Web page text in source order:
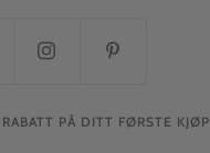
RABATT PÅ DITT FØRSTE KJØP